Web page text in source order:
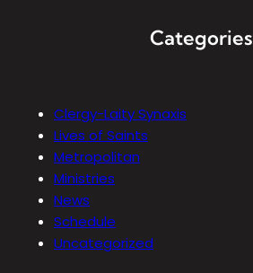
Categories
Clergy-Laity Synaxis
Lives of Saints
Metropolitan
Ministries
News
Schedule
Uncategorized